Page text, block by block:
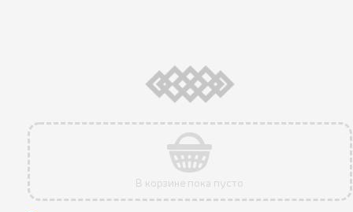
В корзине пока пусто